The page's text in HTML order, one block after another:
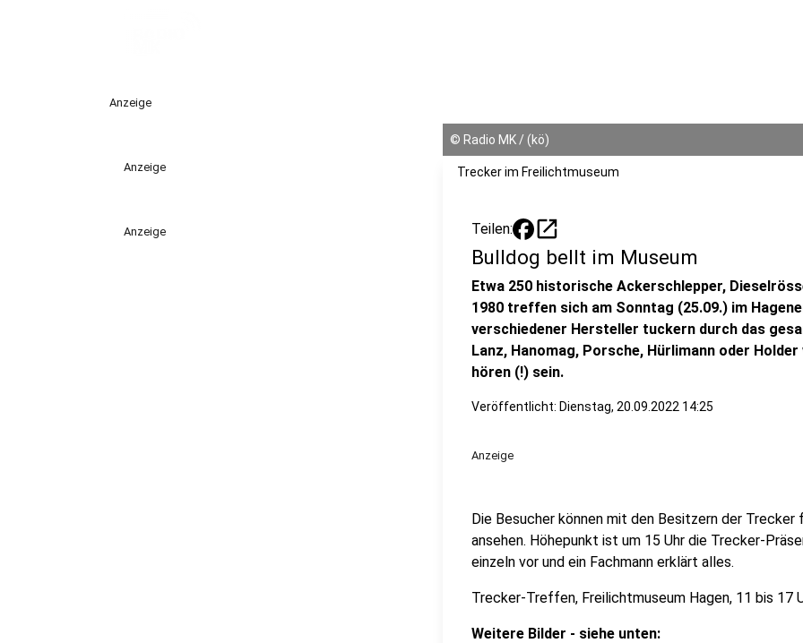
Anzeige
Anzeige
Anzeige
© Radio MK / (kö)
Trecker im Freilichtmuseum
Teilen: open_in_new
Bulldog bellt im Museum
Etwa 250 historische Ackerschlepper,
1980 treffen sich am Sonntag (25.09.) im
verschiedener Hersteller tuckern durch das
Lanz, Hanomag, Porsche, Hürlimann oder
hören (!) sein.
Veröffentlicht: Dienstag, 20.09.2022 14:25
Anzeige
Die Besucher können mit den Besitzern der Trecker
ansehen. Höhepunkt ist um 15 Uhr die Trecker-
einzeln vor und ein Fachmann erklärt alles.
Trecker-Treffen, Freilichtmuseum Hagen, 11 bis 17
Weitere Bilder - siehe unten: